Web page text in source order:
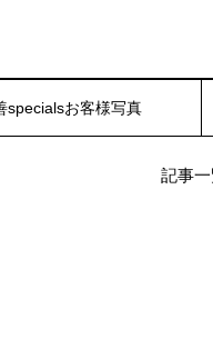
お客様写真
記事